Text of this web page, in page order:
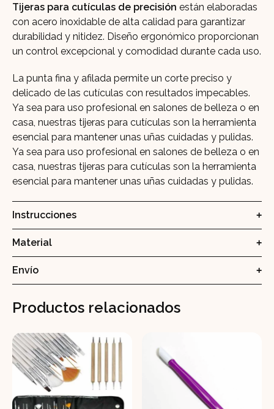
Tijeras para cutículas de precisión están elaboradas
con acero inoxidable de alta calidad para garantizar
durabilidad y nitidez. Diseño ergonómico proporcionan
un control excepcional y comodidad durante cada uso.
La punta fina y afilada permite un corte preciso y
delicado de las cutículas con resultados impecables.
Ya sea para uso profesional en salones de belleza o en
casa, nuestras tijeras para cutículas son la herramienta
esencial para mantener unas uñas cuidadas y pulidas.
Ya sea para uso profesional en salones de belleza o en
casa, nuestras tijeras para cutículas son la herramienta
esencial para mantener unas uñas cuidadas y pulidas.
Instrucciones
Material
Envío
Productos relacionados